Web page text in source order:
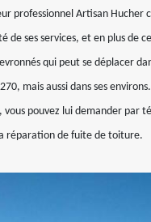
professionnel Artisan Hucher
de ses services, et en plus de
qui peut se déplacer
mais aussi dans ses
pouvez lui demander par
réparation de fuite de toiture.